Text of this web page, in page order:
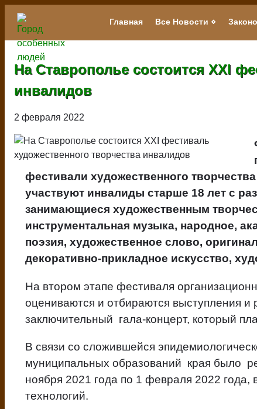
Перейти
основному
содержанию
Главная Все Новости
На Ставрополье состоится XXI
инвалидов
2 февраля 2022
фестивали художественного
участвуют инвалиды старше 18 лет с
занимающиеся художественным
инструментальная музыка, народное,
поэзия, художественное слово,
декоративно-прикладное искусство,
На втором этапе фестиваля
оцениваются и отбираются выступления и
заключительный гала-концерт, который
В связи со сложившейся
муниципальных образований края было
ноября 2021 года по 1 февраля 2022
технологий.